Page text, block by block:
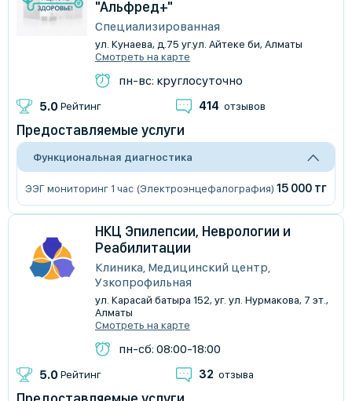
"Альфред+"
Специализированная
ул. Кунаева, д.75 уг.ул. Айтеке би, Алматы
Смотреть на карте
пн-вс: круглосуточно
5.0 Рейтинг 414 отзывов
Предоставляемые услуги
Функциональная диагностика
ЭЭГ мониторинг 1 час (Электроэнцефалография) 15 000 тг
НКЦ Эпилепсии, Неврологии и
Реабилитации
Клиника, Медицинский центр,
Узкопрофильная
ул. Карасай батыра 152, уг. ул. Нурмакова, 7 эт.,
Алматы
Смотреть на карте
пн-сб: 08:00-18:00
5.0 Рейтинг 32 отзыва